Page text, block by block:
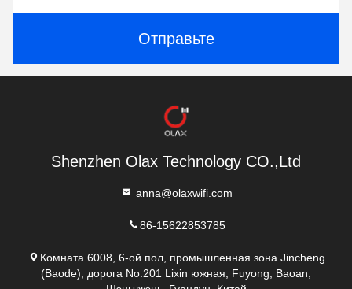
Отправьте
Shenzhen Olax Technology CO.,Ltd
anna@olaxwifi.com
86-15622853785
Комната 6008, 6-ой пол, промышленная зона Jincheng
(Baode), дорога No.201 Lixin южная, Fuyong, Baoan,